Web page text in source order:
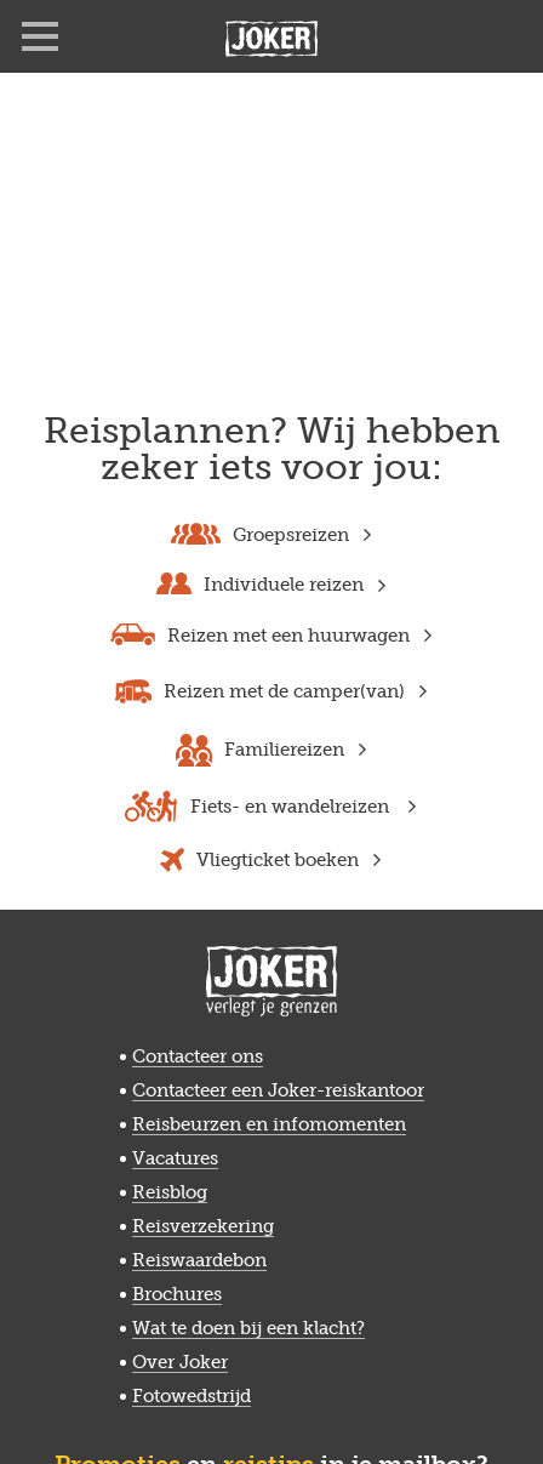
Reisplannen? Wij hebben
zeker iets voor jou:
Groepsreizen
Individuele reizen
Reizen met een huurwagen
Reizen met de camper(van)
Familiereizen
Fiets- en wandelreizen
Vliegticket boeken
Contacteer ons
Contacteer een Joker-reiskantoor
Reisbeurzen en infomomenten
Vacatures
Reisblog
Reisverzekering
Reiswaardebon
Brochures
Wat te doen bij een klacht?
Over Joker
Fotowedstrijd